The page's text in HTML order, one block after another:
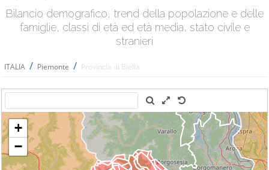
Bilancio demografico, trend della popolazione e delle
famiglie, classi di età ed età media, stato civile e
stranieri
ITALIA / Piemonte / Provincia di Biella